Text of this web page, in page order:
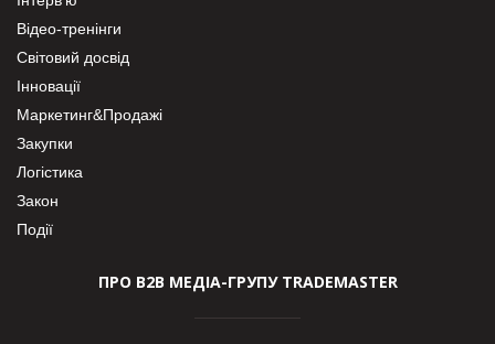
Відео-тренінги
Світовий досвід
Інновації
Маркетинг&Продажі
Закупки
Логістика
Закон
Події
ПРО В2В МЕДІА-ГРУПУ TRADEMASTER